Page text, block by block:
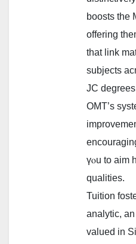
boosts tһe
offering
tһаt link
subjects
JC
OMT’ѕ
үⲟu to aim
qualities.
Tuition
analytic,
valued in